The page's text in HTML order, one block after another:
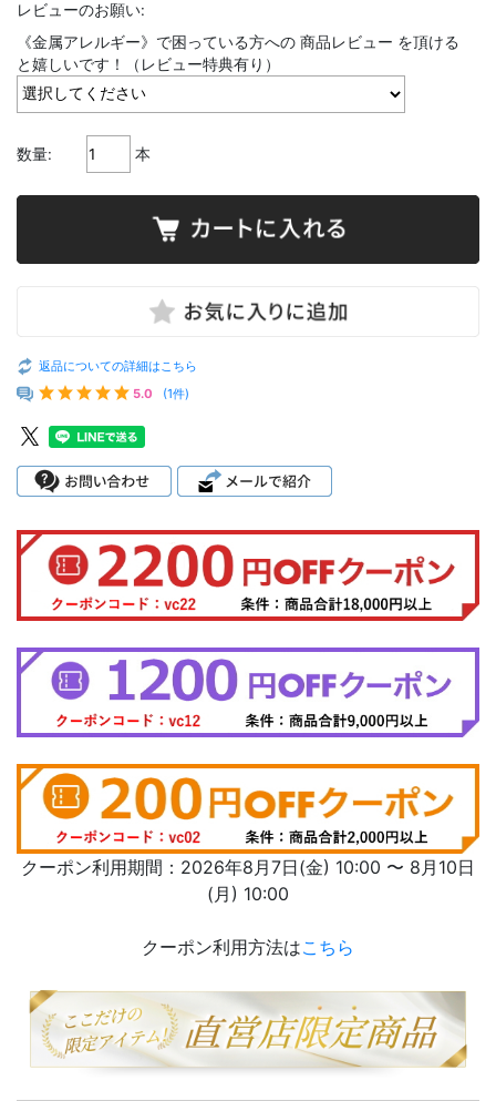
レビューのお願い:
《金属アレルギー》で困っている方への 商品レビュー を頂ける
と嬉しいです！（レビュー特典有り）
数量: 本
返品についての詳細はこちら
5.0
(1件)
クーポン利用期間：2026年8月7日(金) 10:00 〜 8月10日
(月) 10:00
クーポン利用方法はこちら